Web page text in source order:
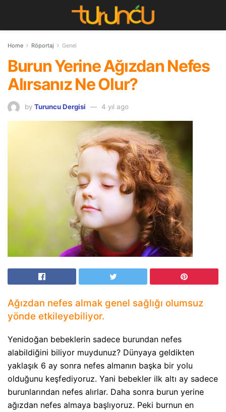
Home Röportaj Genel
Burun Yerine Ağızdan Nefes
Alırsanız Ne Olur?
by Turuncu Dergisi 4 yıl ago
Ağızdan nefes almak genel sağlığı olumsuz
yönde etkileyebiliyor.
Yenidoğan bebeklerin sadece burundan nefes
alabildiğini biliyor muydunuz? Dünyaya geldikten
yaklaşık 6 ay sonra nefes almanın başka bir yolu
olduğunu keşfediyoruz. Yani bebekler ilk altı ay sadece
burunlarından nefes alırlar. Daha sonra burun yerine
ağızdan nefes almaya başlıyoruz. Peki burnun en